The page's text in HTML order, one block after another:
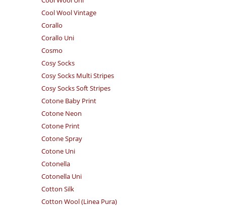
Cool Wool Vintage
Corallo
Corallo Uni
Cosmo
Cosy Socks
Cosy Socks Multi Stripes
Cosy Socks Soft Stripes
Cotone Baby Print
Cotone Neon
Cotone Print
Cotone Spray
Cotone Uni
Cotonella
Cotonella Uni
Cotton Silk
Cotton Wool (Linea Pura)